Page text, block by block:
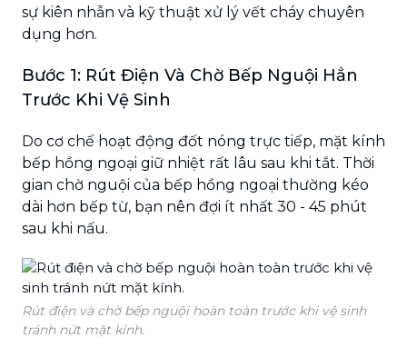
sự kiên nhẫn và kỹ thuật xử lý vết cháy chuyên
dụng hơn.
Bước 1: Rút Điện Và Chờ Bếp Nguội Hẳn
Trước Khi Vệ Sinh
Do cơ chế hoạt động đốt nóng trực tiếp, mặt kính
bếp hồng ngoại giữ nhiệt rất lâu sau khi tắt. Thời
gian chờ nguội của bếp hồng ngoại thường kéo
dài hơn bếp từ, bạn nên đợi ít nhất 30 - 45 phút
sau khi nấu.
Rút điện và chờ bếp nguội hoàn toàn trước khi vệ sinh
tránh nứt mặt kính.